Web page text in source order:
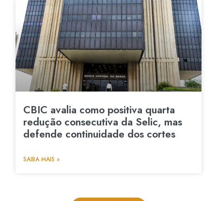
CBIC avalia como positiva quarta
redução consecutiva da Selic, mas
defende continuidade dos cortes
SAIBA MAIS »